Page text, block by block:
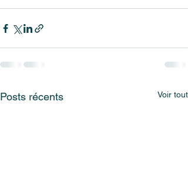
Posts récents Voir tout